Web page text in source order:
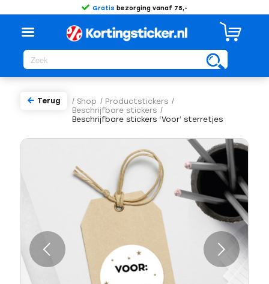
Gratis bezorging vanaf 75,-
/ Shop / Productstickers /
Beschrijfbare stickers /
Beschrijfbare stickers ‘Voor’ sterretjes
Terug
Volgende